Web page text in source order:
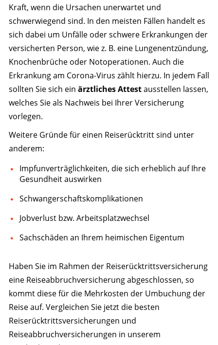
Kraft, wenn die Ursachen unerwartet und
schwerwiegend sind. In den meisten Fällen handelt es
sich dabei um Unfälle oder schwere Erkrankungen der
versicherten Person, wie z. B. eine Lungenentzündung,
Knochenbrüche oder Notoperationen. Auch die
Erkrankung am Corona-Virus zählt hierzu. In jedem Fall
sollten Sie sich ein ärztliches Attestausstellen lassen,
welches Sie als Nachweis bei Ihrer Versicherung
vorlegen.
Weitere Gründe für einen Reiserücktritt sind unter
anderem:
Impfunverträglichkeiten, die sich erheblich auf Ihre
Gesundheit auswirken
Schwangerschaftskomplikationen
Jobverlust bzw. Arbeitsplatzwechsel
Sachschäden an Ihrem heimischen Eigentum
Haben Sie im Rahmen der Reiserücktrittsversicherung
eine Reiseabbruchversicherung abgeschlossen, so
kommt diese für die Mehrkosten der Umbuchung der
Reise auf. Vergleichen Sie jetzt die besten
Reiserücktrittsversicherungen und
Reiseabbruchversicherungen in unserem